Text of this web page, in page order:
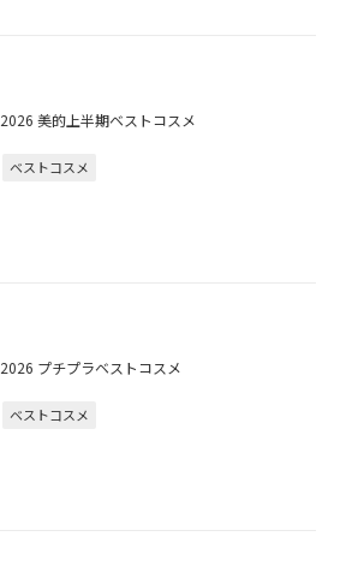
2026 美的上半期ベストコスメ
ベストコスメ
2026 プチプラベストコスメ
ベストコスメ